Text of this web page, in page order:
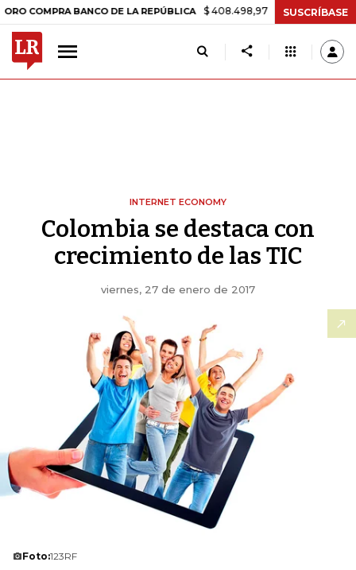
BANCO DE LA REPÚBLICA $ 408.498,97 +$ 8.753,81 +2,19%
SUSCRÍBASE
INTERNET ECONOMY
Colombia se destaca con
crecimiento de las TIC
viernes, 27 de enero de 2017
Foto:123RF